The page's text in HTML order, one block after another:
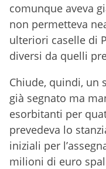
comunque aveva
non permetteva
ulteriori caselle di
diversi da quelli
Chiude, quindi, un
già segnato ma
esorbitanti per
prevedeva lo
iniziali per
milioni di euro